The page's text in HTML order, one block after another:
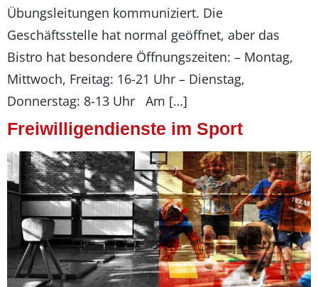
Übungsleitungen kommuniziert. Die
Geschäftsstelle hat normal geöffnet, aber das
Bistro hat besondere Öffnungszeiten: – Montag,
Mittwoch, Freitag: 16-21 Uhr – Dienstag,
Donnerstag: 8-13 Uhr Am […]
Freiwilligendienste im Sport